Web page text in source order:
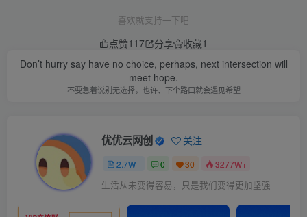
喜欢就支持一下吧
点赞117 分享 收藏1
Don’t hurry say have no choice, perhaps, next intersection will
meet hope.
不要急着说别无选择，也许、下个路口就会遇见希望
优优云网创 关注
2.7W+ 0 30 3277W+
生活从未变得容易，只是我们变得更加坚强